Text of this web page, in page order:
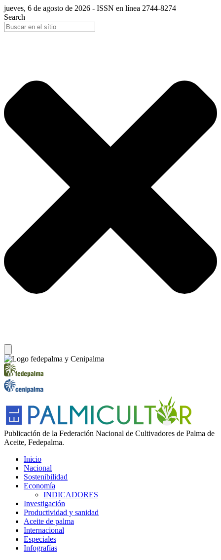
jueves, 6 de agosto de 2026 - ISSN en línea 2744-8274
Search
Publicación de la Federación Nacional de Cultivadores de Palma de
Aceite, Fedepalma.
Inicio
Nacional
Sostenibilidad
Economía
INDICADORES
Investigación
Productividad y sanidad
Aceite de palma
Internacional
Especiales
Infografías